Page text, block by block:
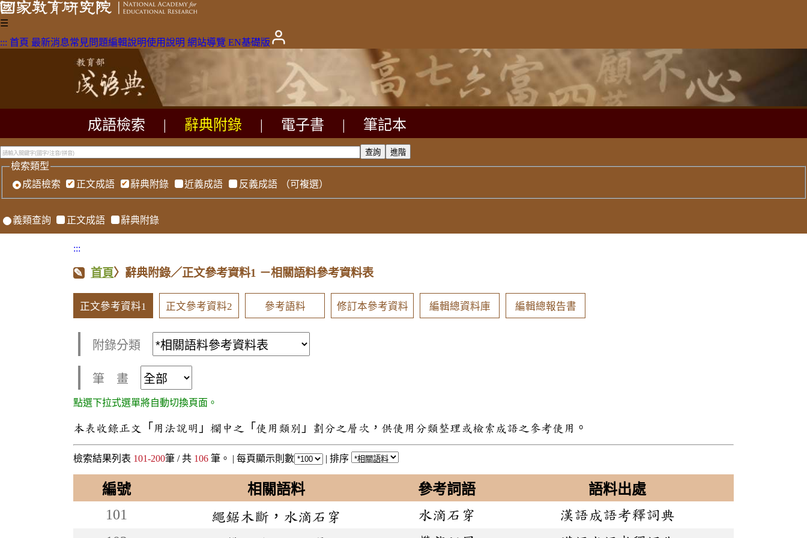
☰
::: 首頁 最新消息常見問題編輯說明使用說明 網站導覽 EN基礎版
成語檢索 辭典附錄 電子書 筆記本
檢索類型
成語檢索
正文成語 辭典附錄 近義成語 反義成語 （可複選）
義類查詢 正文成語 辭典附錄
:::
首頁〉辭典附錄／正文參考資料1 －相關語料參考資料表
正文參考資料1 正文參考資料2 參考語料 修訂本參考資料 編輯總資料庫 編輯總報告書
附錄分類
筆 畫
點選下拉式選單將自動切換頁面。
本表收錄正文「用法說明」欄中之「使用類別」劃分之層次，供使用分類整理或檢索成語之參考使用。
檢索結果列表 101-200筆 / 共 106 筆。 | 每頁顯示則數 | 排序
編號 相關語料 參考詞語
語料出處
101
繩鋸木斷，水滴石穿 水滴石穿
漢語成語考釋詞典